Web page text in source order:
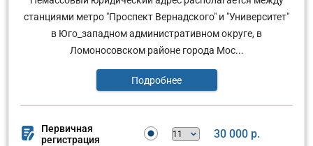
станциями метро "Проспект Вернадского" и "Университет"
в Юго_западном административном округе, в
Ломоносовском районе города Мос...
Подробнее
Первичная
регистрация
30 000 р.